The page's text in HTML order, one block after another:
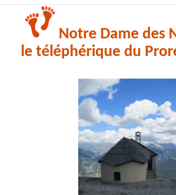
Notre Dame des
le téléphérique du